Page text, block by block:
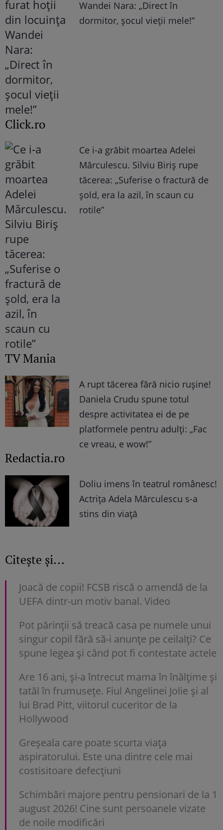
Wandei Nara: „Direct în
dormitor, șocul vieții mele!”
Click.ro
Ce i-a grăbit moartea Adelei
Mărculescu. Silviu Biriș rupe
tăcerea: „Suferise o fractură de
șold, era la azil, în scaun cu
rotile”
TV Mania
A rupt tăcerea fără nicio rușine!
Daniela Crudu spune totul
despre activitatea ei de pe
platformele pentru adulți: „Fac
ce vreau, e wow!”
Redactia.ro
Doliu imens în teatrul românesc!
Actrița Adela Mărculescu s-a
stins din viață
Citește și...
Joacă de copii! FCSB riscă o amendă de la
UEFA dintr-un motiv banal. Video
Pot părinții să treacă casa pe numele unui
singur copil fără să-i anunțe pe ceilalți? Ce
spune legea și când pot fi contestate actele
Are 16 ani, și-a întrecut mama în înălțime și
tatăl în frumusețe. Fiul Angelinei Jolie și al
lui Brad Pitt, viitorul cuceritor de la
Hollywood
Greșeala care poate scurta viața
aspiratorului. Este una dintre cele mai
costisitoare defecțiuni
Schimbări majore pentru pensionari de la 1
august 2026! Cine sunt persoanele vizate
de noile modificări